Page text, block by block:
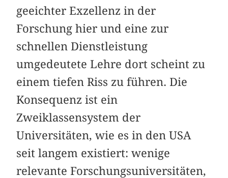
geeichter Exzellenz in der
Forschung hier und eine zur
schnellen Dienstleistung
umgedeutete Lehre dort scheint zu
einem tiefen Riss zu führen. Die
Konsequenz ist ein
Zweiklassensystem der
Universitäten, wie es in den USA
seit langem existiert: wenige
relevante Forschungsuniversitäten,